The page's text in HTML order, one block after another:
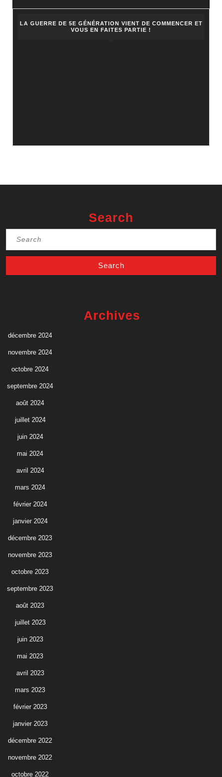
LA GUERRE DE 5E GÉNÉRATION VIENT DE COMMENCER ET
VOUS EN FAITES PARTIE !
Search
Archives
décembre 2024
novembre 2024
octobre 2024
septembre 2024
août 2024
juillet 2024
juin 2024
mai 2024
avril 2024
mars 2024
février 2024
janvier 2024
décembre 2023
novembre 2023
octobre 2023
septembre 2023
août 2023
juillet 2023
juin 2023
mai 2023
avril 2023
mars 2023
février 2023
janvier 2023
décembre 2022
novembre 2022
octobre 2022